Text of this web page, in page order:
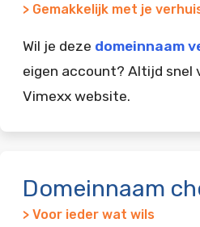
> Gemakkelijk met je
Wil je deze domeinnaam
eigen account? Altijd snel
Vimexx website.
Domeinnaam
> Voor ieder wat wils